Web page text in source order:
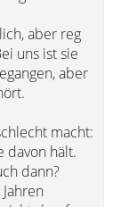
aber reg
uns ist sie
aber
macht:
davon hält.
dann?